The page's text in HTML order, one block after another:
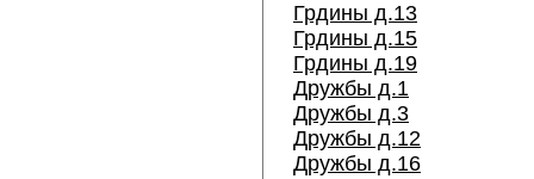
Грдины д.13
Грдины д.15
Грдины д.19
Дружбы д.1
Дружбы д.3
Дружбы д.12
Дружбы д.16